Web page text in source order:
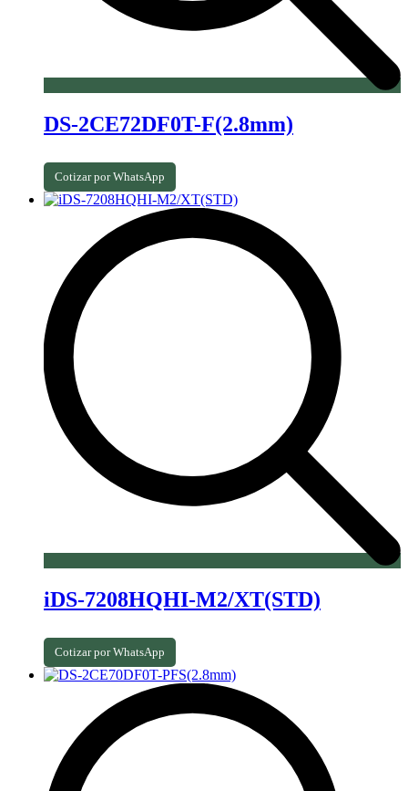
DS-2CE72DF0T-F(2.8mm)
Cotizar por WhatsApp
iDS-7208HQHI-M2/XT(STD)
Cotizar por WhatsApp